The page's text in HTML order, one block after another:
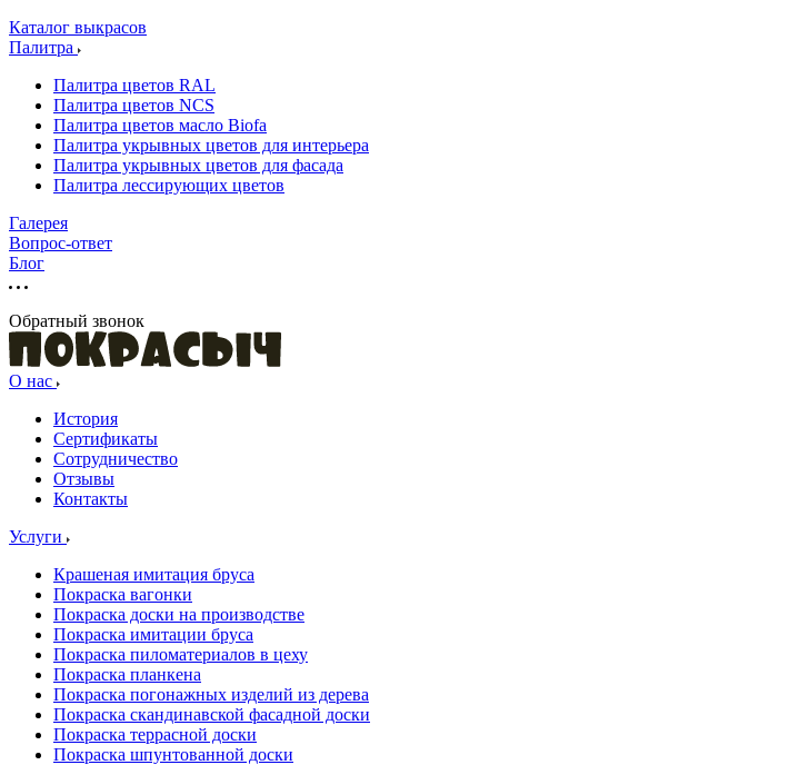
Каталог выкрасов
Палитра
Палитра цветов RAL
Палитра цветов NCS
Палитра цветов масло Biofa
Палитра укрывных цветов для интерьера
Палитра укрывных цветов для фасада
Палитра лессирующих цветов
Галерея
Вопрос-ответ
Блог
Обратный звонок
О нас
История
Сертификаты
Сотрудничество
Отзывы
Контакты
Услуги
Крашеная имитация бруса
Покраска вагонки
Покраска доски на производстве
Покраска имитации бруса
Покраска пиломатериалов в цеху
Покраска планкена
Покраска погонажных изделий из дерева
Покраска скандинавской фасадной доски
Покраска террасной доски
Покраска шпунтованной доски